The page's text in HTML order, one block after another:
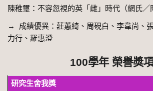
陳稚璽：不容忽視的英「雌」時代（網氏／
→ 成績優異：莊蕙綺、周硯白、李韋尚、
力行、羅惠澄
100學年 榮譽獎
研究生舍我獎